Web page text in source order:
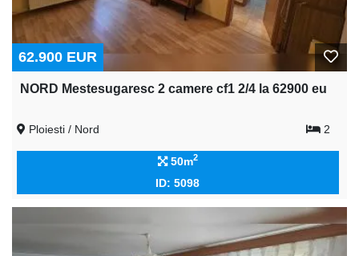
62.900 EUR
NORD Mestesugaresc 2 camere cf1 2/4 la 62900 eu
Ploiesti / Nord 2
50m2
ID: 5098